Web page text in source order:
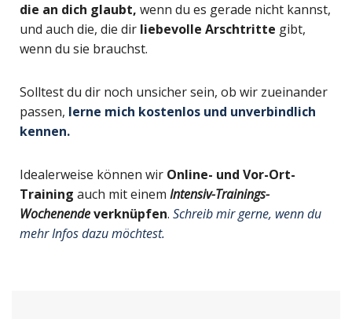
die an dich glaubt, wenn du es gerade nicht kannst,
und auch die, die dir liebevolle Arschtritte gibt,
wenn du sie brauchst.
Solltest du dir noch unsicher sein, ob wir zueinander
passen, lerne mich kostenlos und unverbindlich
kennen.
Idealerweise können wir Online- und Vor-Ort-
Training auch mit einem Intensiv-Trainings-
Wochenendeverknüpfen. Schreib mir gerne, wenn du
mehr Infos dazu möchtest.